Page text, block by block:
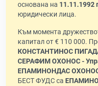
основана на 11.11.1992
юридически лица.
Към момента
капитал от € 110 000.
КОНСТАНТИНОС
СЕРАФИМ ОХОНОС -
ЕПАМИНОНДАС ОХОНОС
БЕСТ ФУДС са